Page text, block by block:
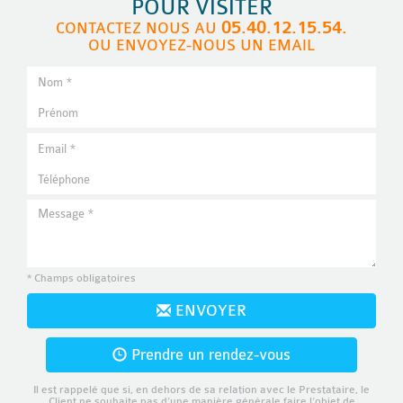
POUR VISITER
CONTACTEZ NOUS AU 05.40.12.15.54.
OU ENVOYEZ-NOUS UN EMAIL
* Champs obligatoires
ENVOYER
Prendre un rendez-vous
Il est rappelé que si, en dehors de sa relation avec le Prestataire, le